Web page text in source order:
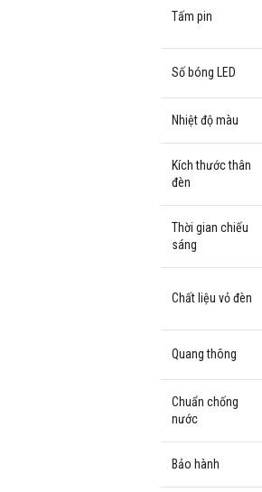
Tấm pin
Số bóng LED
Nhiệt độ màu
Kích thước thân
đèn
Thời gian chiếu
sáng
Chất liệu vỏ đèn
Quang thông
Chuẩn chống
nước
Bảo hành